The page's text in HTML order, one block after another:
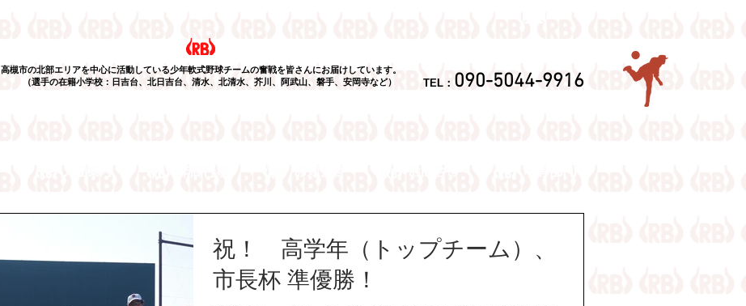
高槻市の北部エリアを中心に活動している少年軟式野球チームの奮戦を皆さんにお届けしています。
（選手の在籍小学校：日吉台、北日吉台、清水、北清水、芥川、阿武山、磐手、安岡寺など）
TEL： 090-5044-9916
祝！ 高学年（トップチーム）、
市長杯 準優勝！